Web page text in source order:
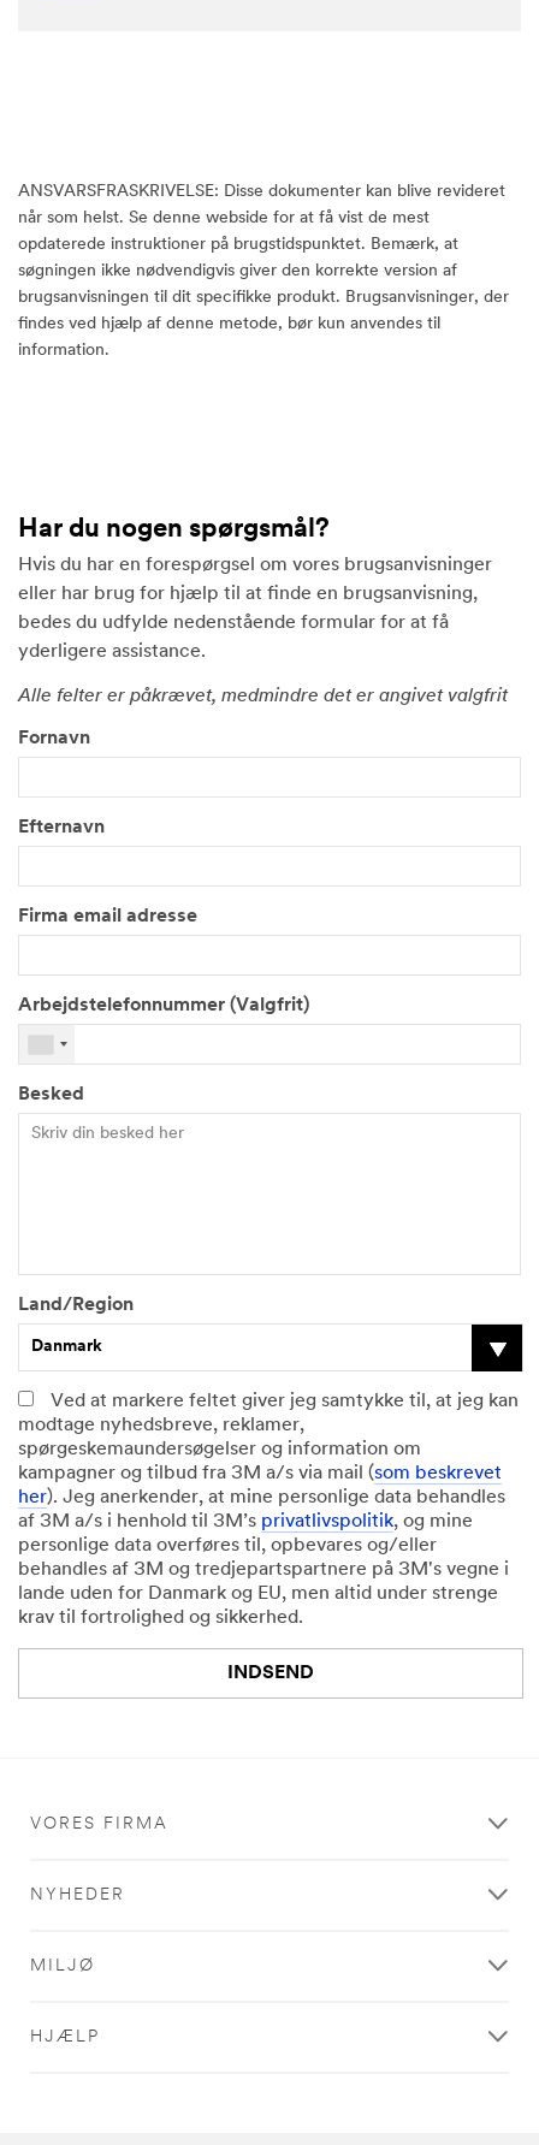
ANSVARSFRASKRIVELSE: Disse dokumenter kan blive revideret
når som helst. Se denne webside for at få vist de mest
opdaterede instruktioner på brugstidspunktet. Bemærk, at
søgningen ikke nødvendigvis giver den korrekte version af
brugsanvisningen til dit specifikke produkt. Brugsanvisninger, der
findes ved hjælp af denne metode, bør kun anvendes til
information.
Har du nogen spørgsmål?
Hvis du har en forespørgsel om vores brugsanvisninger
eller har brug for hjælp til at finde en brugsanvisning,
bedes du udfylde nedenstående formular for at få
yderligere assistance.
Alle felter er påkrævet, medmindre det er angivet valgfrit
Fornavn
Efternavn
Firma email adresse
Arbejdstelefonnummer (Valgfrit)
Besked
Land/Region
Danmark
Ved at markere feltet giver jeg samtykke til, at jeg kan
modtage nyhedsbreve, reklamer,
spørgeskemaundersøgelser og information om
kampagner og tilbud fra 3M a/s via mail (som beskrevet
her). Jeg anerkender, at mine personlige data behandles
af 3M a/s i henhold til 3M’s privatlivspolitik, og mine
personlige data overføres til, opbevares og/eller
behandles af 3M og tredjepartspartnere på 3M's vegne i
lande uden for Danmark og EU, men altid under strenge
krav til fortrolighed og sikkerhed.
INDSEND
opstod
under
igen
formular
VORES FIRMA
NYHEDER
MILJØ
HJÆLP